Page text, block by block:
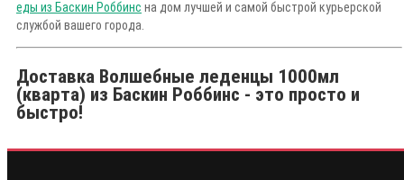
еды из Баскин Роббинс на дом лучшей и самой быстрой курьерской
службой вашего города.
Доставка Волшебные леденцы 1000мл
(кварта) из Баскин Роббинс - это просто и
быстро!